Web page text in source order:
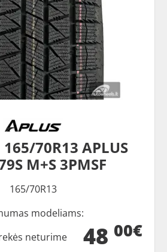
70R13 APLUS
M+S 3PMSF
165/70R13
modeliams:
48 00€
neturime